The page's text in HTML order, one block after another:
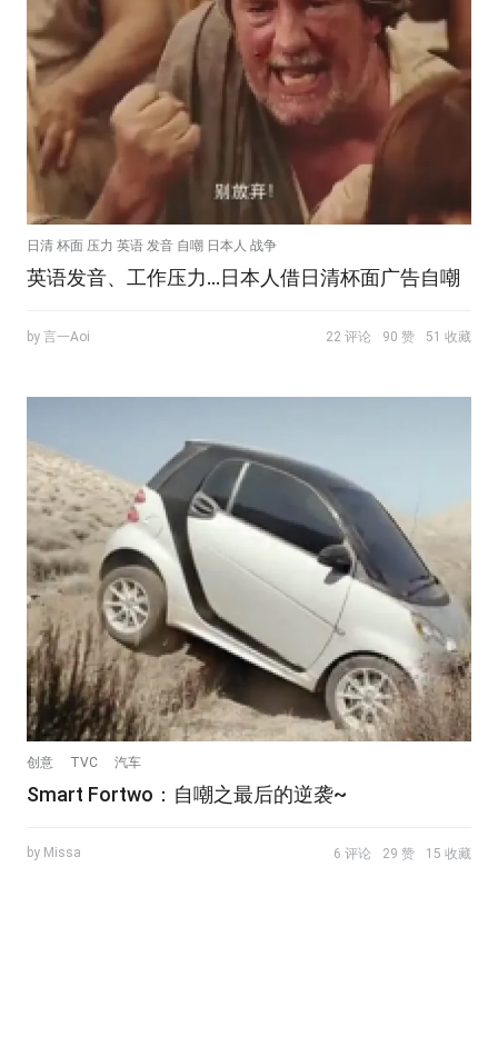
日清 杯面 压力 英语 发音 自嘲 日本人 战争
英语发音、工作压力...日本人借日清杯面广告自嘲
by 言一Aoi 22 评论 90 赞 51 收藏
创意 TVC 汽车
Smart Fortwo：自嘲之最后的逆袭~
by Missa 6 评论 29 赞 15 收藏